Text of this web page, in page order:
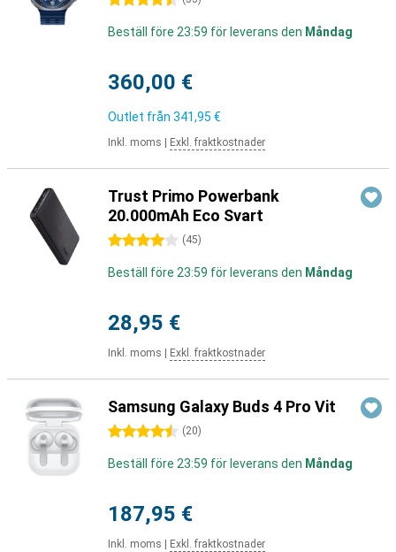
Beställ före 23:59 för leverans den Måndag
360,00 €
Outlet från 341,95 €
Inkl. moms Exkl. fraktkostnader
Trust Primo Powerbank
20.000mAh Eco Svart
4 stjärnor (45)
Beställ före 23:59 för leverans den Måndag
28,95 €
Inkl. moms Exkl. fraktkostnader
Samsung Galaxy Buds 4 Pro Vit
4.5 stjärnor (20)
Beställ före 23:59 för leverans den Måndag
187,95 €
Inkl. moms Exkl. fraktkostnader